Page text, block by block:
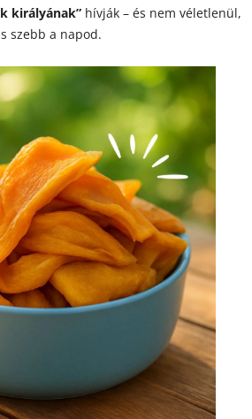
királyának” hívják – és nem véletlenül,
szebb a napod.